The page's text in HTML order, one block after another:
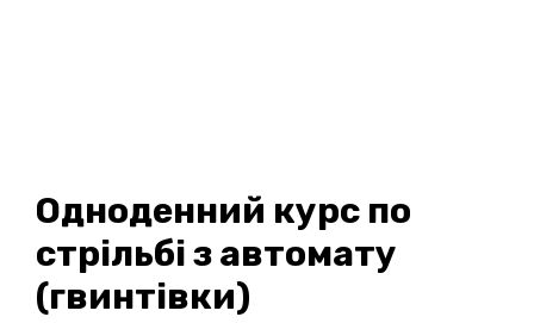
Одноденний курс по
стрільбі з автомату
(гвинтівки)